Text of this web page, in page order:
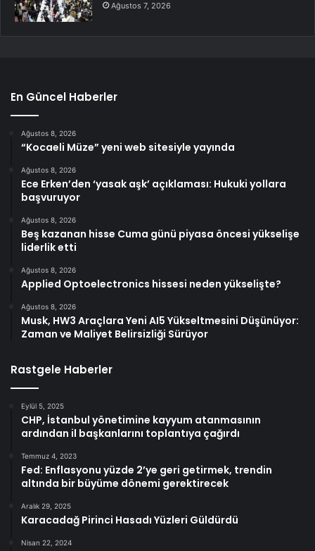
Ağustos 7, 2026
En Güncel Haberler
Ağustos 8, 2026
“Kocaeli Müze” yeni web sitesiyle yayında
Ağustos 8, 2026
Ece Erken’den ‘yasak aşk’ açıklaması: Hukuki yollara
başvuruyor
Ağustos 8, 2026
Beş kazanan hisse Cuma günü piyasa öncesi yükselişe
liderlik etti
Ağustos 8, 2026
Applied Optoelectronics hissesi neden yükselişte?
Ağustos 8, 2026
Musk, HW3 Araçlara Yeni AI5 Yükseltmesini Düşünüyor:
Zaman ve Maliyet Belirsizliği Sürüyor
Rastgele Haberler
Eylül 5, 2025
CHP, İstanbul yönetimine kayyum atanmasının
ardından il başkanlarını toplantıya çağırdı
Temmuz 4, 2023
Fed: Enflasyonu yüzde 2’ye geri getirmek, trendin
altında bir büyüme dönemi gerektirecek
Aralık 29, 2025
Karacadağ Pirinci Hasadı Yüzleri Güldürdü
Nisan 22, 2024